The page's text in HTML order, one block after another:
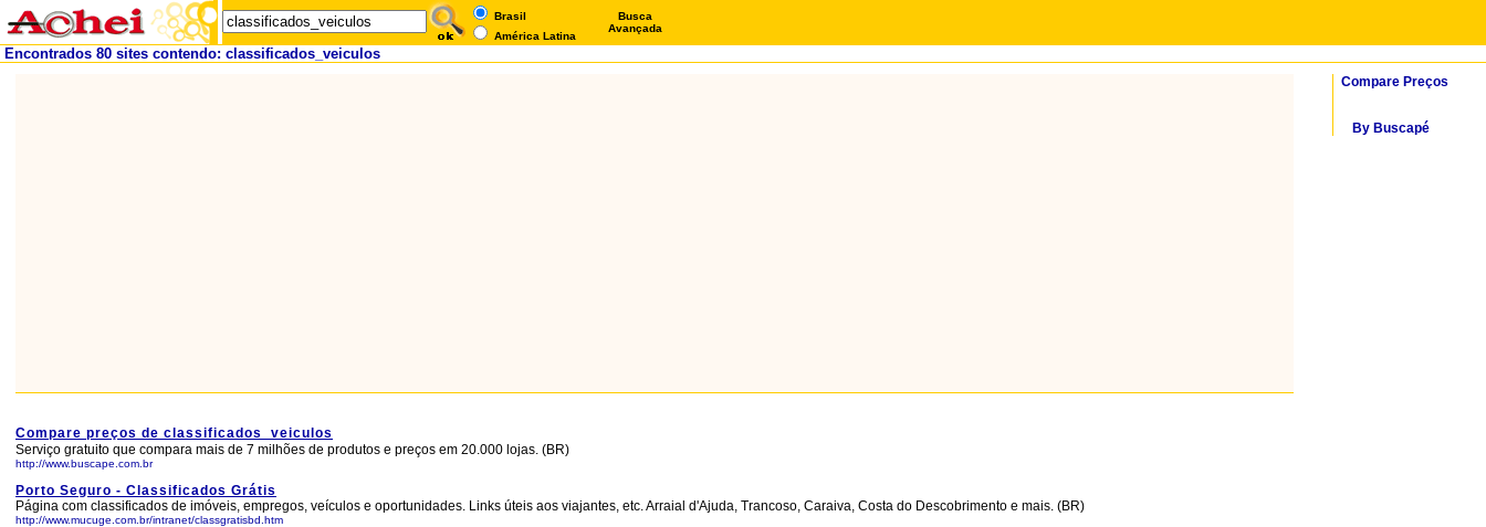
Brasil
América Latina
Busca
Avançada
Encontrados 80 sites contendo: classificados_veiculos
Compare preços de classificados_veiculos
Serviço gratuito que compara mais de 7 milhões de produtos e preços em 20.000 lojas. (BR)
http://www.buscape.com.br
Porto Seguro - Classificados Grátis
Página com classificados de imóveis, empregos, veículos e oportunidades. Links úteis aos viajantes, etc. Arraial d'Ajuda, Trancoso, Caraiva, Costa do Descobrimento e mais. (BR)
http://www.mucuge.com.br/intranet/classgratisbd.htm
Compare Preços
By Buscapé